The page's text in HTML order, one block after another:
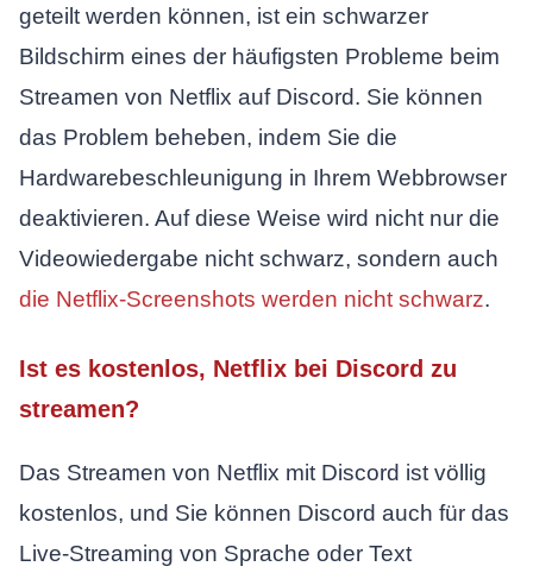
geteilt werden können, ist ein schwarzer
Bildschirm eines der häufigsten Probleme beim
Streamen von Netflix auf Discord. Sie können
das Problem beheben, indem Sie die
Hardwarebeschleunigung in Ihrem Webbrowser
deaktivieren. Auf diese Weise wird nicht nur die
Videowiedergabe nicht schwarz, sondern auch
die Netflix-Screenshots werden nicht schwarz.
Ist es kostenlos, Netflix bei Discord zu
streamen?
Das Streamen von Netflix mit Discord ist völlig
kostenlos, und Sie können Discord auch für das
Live-Streaming von Sprache oder Text